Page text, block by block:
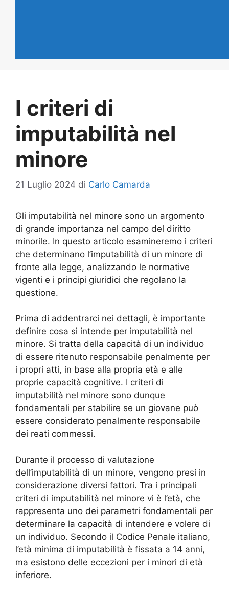
I criteri di
imputabilità nel
minore
21 Luglio 2024 di Carlo Camarda
Gli imputabilità nel minore sono un argomento
di grande importanza nel campo del diritto
minorile. In questo articolo esamineremo i criteri
che determinano l’imputabilità di un minore di
fronte alla legge, analizzando le normative
vigenti e i principi giuridici che regolano la
questione.
Prima di addentrarci nei dettagli, è importante
definire cosa si intende per imputabilità nel
minore. Si tratta della capacità di un individuo
di essere ritenuto responsabile penalmente per
i propri atti, in base alla propria età e alle
proprie capacità cognitive. I criteri di
imputabilità nel minore sono dunque
fondamentali per stabilire se un giovane può
essere considerato penalmente responsabile
dei reati commessi.
Durante il processo di valutazione
dell’imputabilità di un minore, vengono presi in
considerazione diversi fattori. Tra i principali
criteri di imputabilità nel minore vi è l’età, che
rappresenta uno dei parametri fondamentali per
determinare la capacità di intendere e volere di
un individuo. Secondo il Codice Penale italiano,
l’età minima di imputabilità è fissata a 14 anni,
ma esistono delle eccezioni per i minori di età
inferiore.